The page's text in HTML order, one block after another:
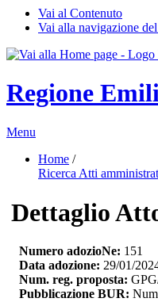
Vai al Contenuto
Vai alla navigazione
Regione
Menu
Home /
Ricerca Atti
Dettaglio
Numero adozioNe: 151
Data adozione: 29/01/
Num. reg. proposta:
Pubblicazione BUR: